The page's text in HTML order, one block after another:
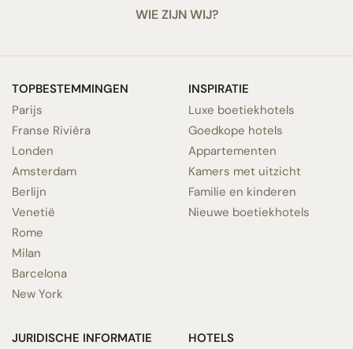
WIE ZIJN WIJ?
TOPBESTEMMINGEN
Parijs
Franse Rivièra
Londen
Amsterdam
Berlijn
Venetië
Rome
Milan
Barcelona
New York
INSPIRATIE
Luxe boetiekhotels
Goedkope hotels
Appartementen
Kamers met uitzicht
Familie en kinderen
Nieuwe boetiekhotels
JURIDISCHE INFORMATIE
HOTELS